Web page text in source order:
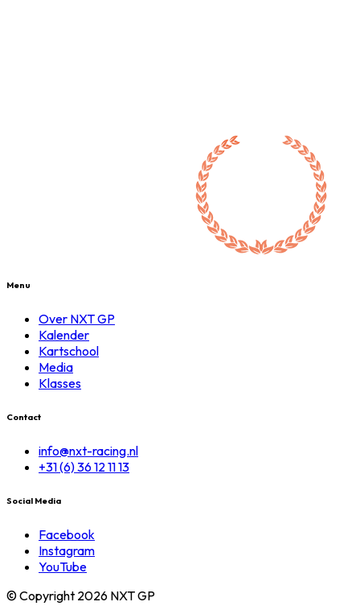
Menu
Over NXT GP
Kalender
Kartschool
Media
Klasses
Contact
info@nxt-racing.nl
+31 (6) 36 12 11 13
Social Media
Facebook
Instagram
YouTube
© Copyright 2026 NXT GP